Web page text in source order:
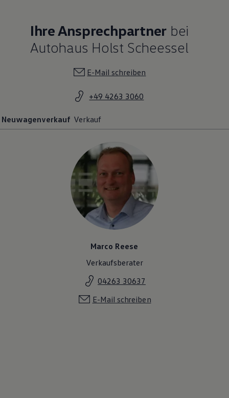
Ihre Ansprechpartner bei
Autohaus Holst Scheessel
E-Mail schreiben
+49 4263 3060
Neuwagenverkauf Verkauf
Marco Reese
Verkaufsberater
04263 30637
E-Mail schreiben